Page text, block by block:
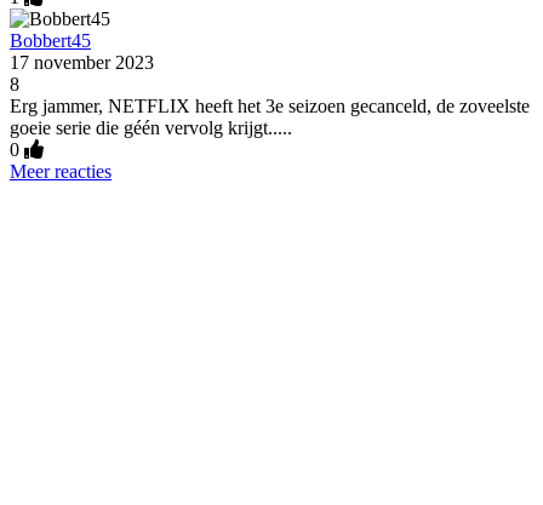
Bobbert45
17 november 2023
8
Erg jammer, NETFLIX heeft het 3e seizoen gecanceld, de zoveelste
goeie serie die géén vervolg krijgt.....
0
Meer reacties